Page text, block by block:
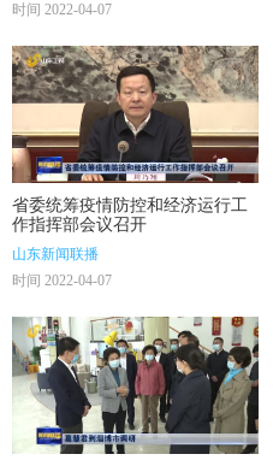
时间 2022-04-07
省委统筹疫情防控和经济运行工
作指挥部会议召开
山东新闻联播
时间 2022-04-07